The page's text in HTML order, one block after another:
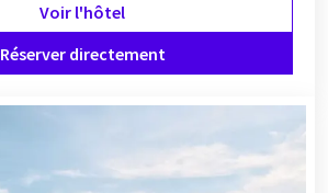
Voir l'hôtel
Réserver directement